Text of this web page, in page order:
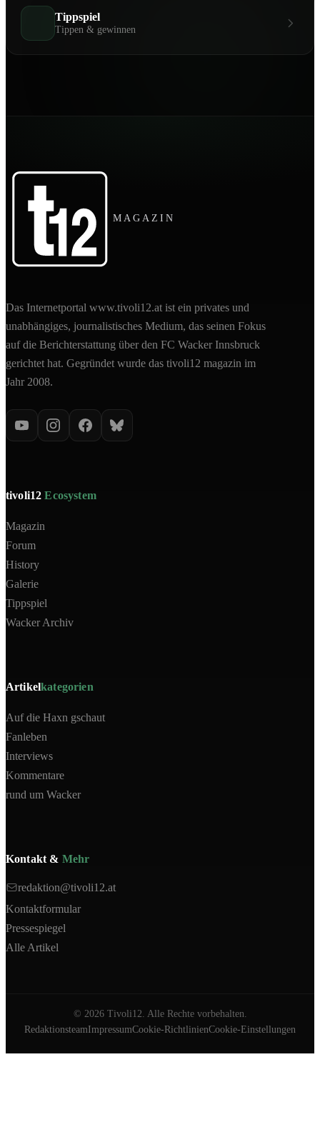
Tippspiel
Tippen & gewinnen
MAGAZIN
Das Internetportal www.tivoli12.at ist ein privates und
unabhängiges, journalistisches Medium, das seinen Fokus
auf die Berichterstattung über den FC Wacker Innsbruck
gerichtet hat. Gegründet wurde das tivoli12 magazin im
Jahr 2008.
tivoli12Ecosystem
Magazin
Forum
History
Galerie
Tippspiel
Wacker Archiv
Artikelkategorien
Auf die Haxn gschaut
Fanleben
Interviews
Kommentare
rund um Wacker
Kontakt & Mehr
redaktion@tivoli12.at
Kontaktformular
Pressespiegel
Alle Artikel
© 2026Tivoli12. Alle Rechte vorbehalten.
RedaktionsteamImpressumCookie-RichtlinienCookie-Einstellungen